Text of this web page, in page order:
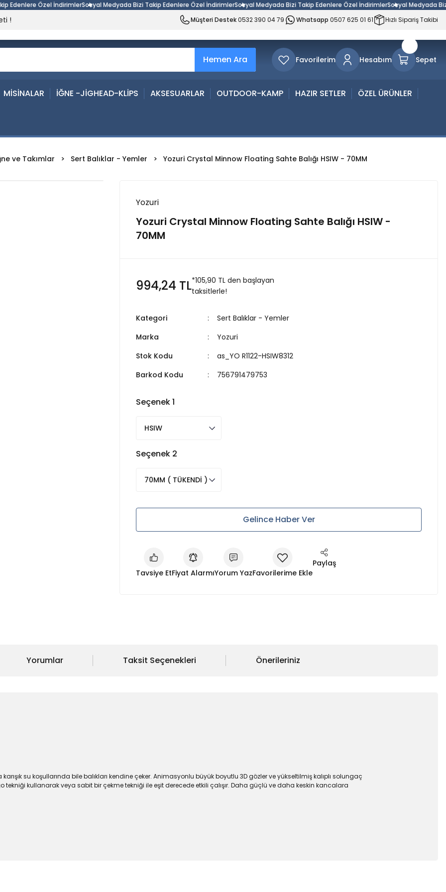
Özel İndirimlerSosyal Medyada Bizi Takip Edenlere Özel İndirimlerSosyal Medyada Bizi Takip Edenlere Özel İndirimlerSosyal Medyada Bizi
! Müşteri Destek0532 390 04 79 Whatsapp 0507 625 01 61 Hızlı Sipariş Takibi
Hemen Ara Favorilerim Hesabım Sepet
MİSİNALAR İĞNE -JİGHEAD-KLİPS AKSESUARLAR OUTDOOR-KAMP HAZIR SETLER ÖZEL ÜRÜNLER
ve Takımlar Sert Balıklar - Yemler Yozuri Crystal Minnow Floating Sahte Balığı HSIW - 70MM
Yozuri
Yozuri Crystal Minnow Floating Sahte Balığı HSIW -
70MM
994,24 TL*105,90 TL den başlayan
taksitlerle!
Kategori
Sert Balıklar - Yemler
Marka
Yozuri
Stok Kodu
as_YO R1122-HSIW8312
Barkod Kodu
756791479753
Seçenek 1
Seçenek 2
Gelince Haber Ver
Tavsiye EtFiyat AlarmıYorum Yaz
Paylaş
Yorumlar Taksit Seçenekleri Önerileriniz
su koşullarında bile balıkları kendine çeker. Animasyonlu büyük boyutlu 3D gözler ve yükseltilmiş kalıplı solungaç
kullanarak veya sabit bir çekme tekniği ile eşit derecede etkili çalışır. Daha güçlü ve daha keskin kancalara